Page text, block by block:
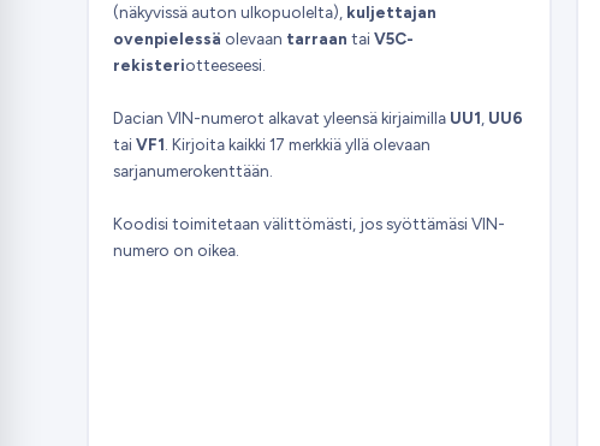
(näkyvissä auton ulkopuolelta), kuljettajan
ovenpielessä olevaan tarraan tai V5C-
rekisteriotteeseesi.
Dacian VIN-numerot alkavat yleensä kirjaimilla UU1, UU6
tai VF1. Kirjoita kaikki 17 merkkiä yllä olevaan
sarjanumerokenttään.
Koodisi toimitetaan välittömästi, jos syöttämäsi VIN-
numero on oikea.